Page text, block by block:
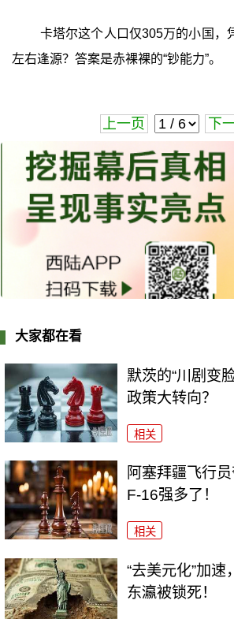
卡塔尔这个人口仅305万的小国，
左右逢源？答案是赤裸裸的“钞能力”。
上一页 下
大家都在看
默茨的“川剧变
政策大转向？
相关
阿塞拜疆飞行
F-16强多了！
相关
“去美元化”加速
东瀛被锁死！